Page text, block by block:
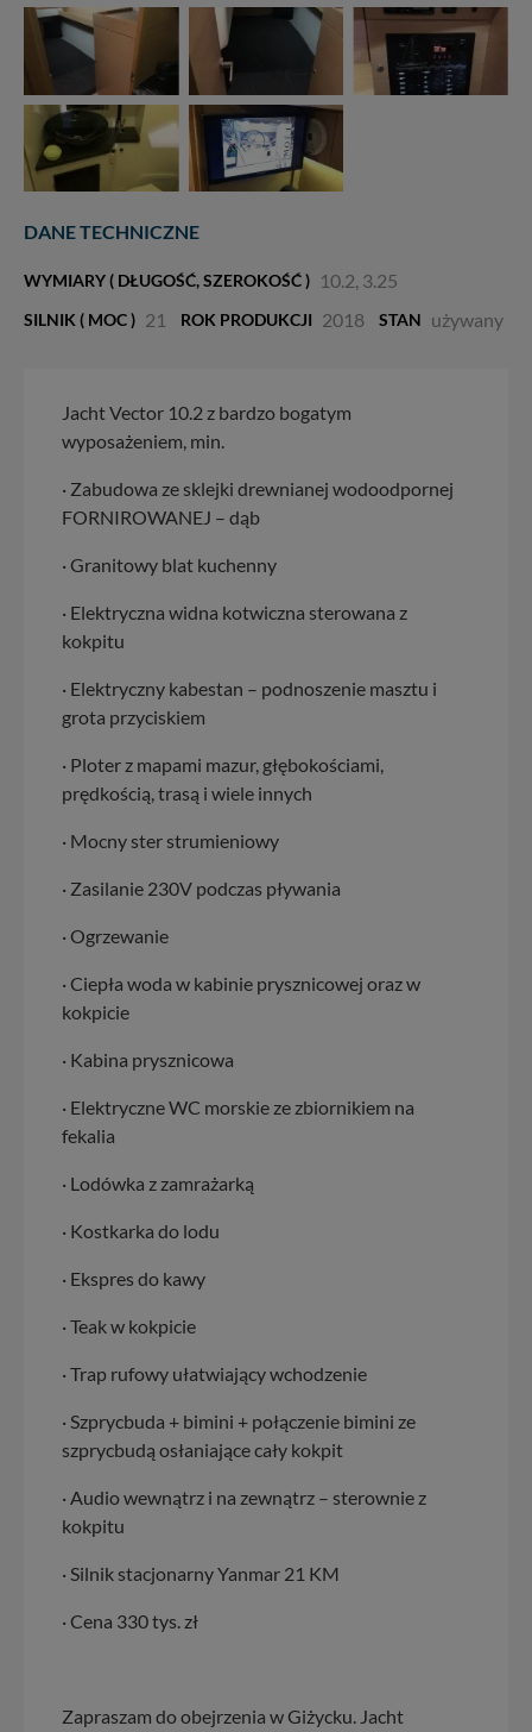
DANE TECHNICZNE
WYMIARY ( DŁUGOŚĆ, SZEROKOŚĆ ) 10.2, 3.25
SILNIK ( MOC ) 21 ROK PRODUKCJI 2018 STAN używany
Jacht Vector 10.2 z bardzo bogatym
wyposażeniem, min.
· Zabudowa ze sklejki drewnianej wodoodpornej
FORNIROWANEJ – dąb
· Granitowy blat kuchenny
· Elektryczna widna kotwiczna sterowana z
kokpitu
· Elektryczny kabestan – podnoszenie masztu i
grota przyciskiem
· Ploter z mapami mazur, głębokościami,
prędkością, trasą i wiele innych
· Mocny ster strumieniowy
· Zasilanie 230V podczas pływania
· Ogrzewanie
· Ciepła woda w kabinie prysznicowej oraz w
kokpicie
· Kabina prysznicowa
· Elektryczne WC morskie ze zbiornikiem na
fekalia
· Lodówka z zamrażarką
· Kostkarka do lodu
· Ekspres do kawy
· Teak w kokpicie
· Trap rufowy ułatwiający wchodzenie
· Szprycbuda + bimini + połączenie bimini ze
szprycbudą osłaniające cały kokpit
· Audio wewnątrz i na zewnątrz – sterownie z
kokpitu
· Silnik stacjonarny Yanmar 21 KM
· Cena 330 tys. zł
Zapraszam do obejrzenia w Giżycku. Jacht